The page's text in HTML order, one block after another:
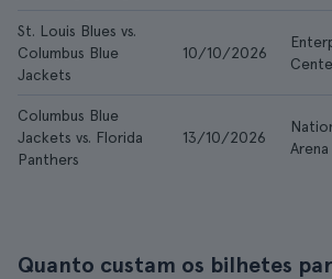
St. Louis Blues vs.
Columbus Blue
Jackets
10/10/2026
Columbus Blue
Jackets vs. Florida
Panthers
13/10/2026
Arena
Quanto custam os bilhetes